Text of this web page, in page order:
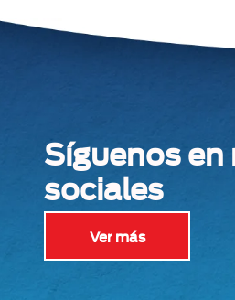
Síguenos
sociales
Ver más